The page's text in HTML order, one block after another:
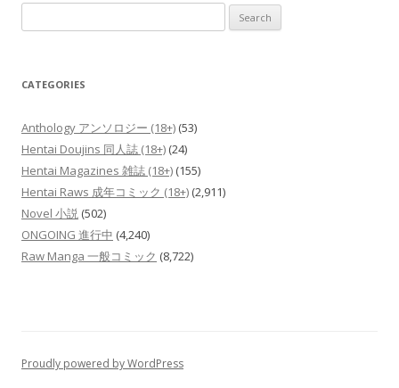
for:
CATEGORIES
Anthology アンソロジー (18+) (53)
Hentai Doujins 同人誌 (18+) (24)
Hentai Magazines 雑誌 (18+) (155)
Hentai Raws 成年コミック (18+) (2,911)
Novel 小説 (502)
ONGOING 進行中 (4,240)
Raw Manga 一般コミック (8,722)
Proudly powered by WordPress